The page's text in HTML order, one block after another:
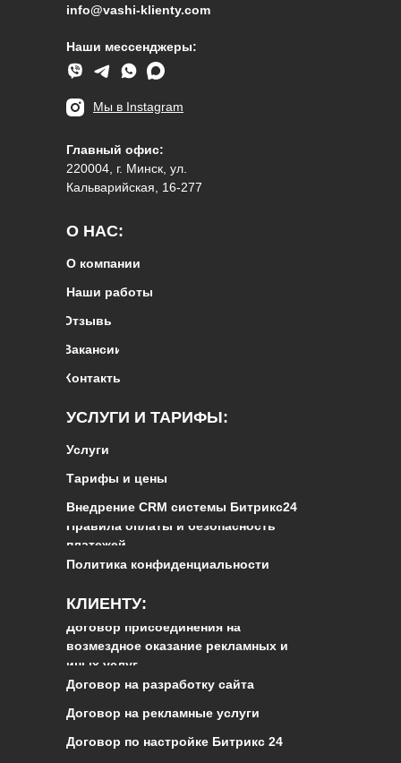
Мы в Instagram
info@vashi-klienty.com
Главный офис:
220004, г. Минск, ул.
Кальварийская, 16-277
КЛИЕНТУ:
Контакты
О компании
Наши работы
Вакансии
О НАС:
Политика конфиденциальности
Тарифы и цены
Внедрение CRM системы Битрикс24
Правила оплаты и безопасность
платежей
УСЛУГИ И ТАРИФЫ:
Услуги
Договор на разработку сайта
Договор на рекламные услуги
Договор по настройке Битрикс 24
Договор присоединения на
возмездное оказание рекламных и
иных услуг
Наши мессенджеры:
Отзывы